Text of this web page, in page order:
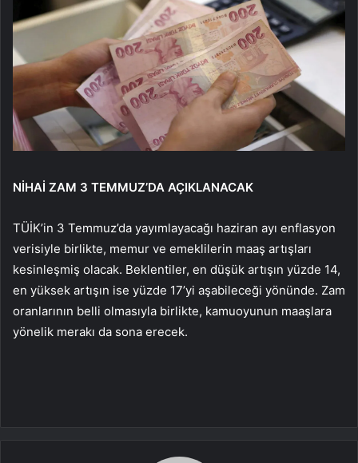
NİHAİ ZAM 3 TEMMUZ’DA AÇIKLANACAK
TÜİK’in 3 Temmuz’da yayımlayacağı haziran ayı enflasyon
verisiyle birlikte, memur ve emeklilerin maaş artışları
kesinleşmiş olacak. Beklentiler, en düşük artışın yüzde 14,
en yüksek artışın ise yüzde 17’yi aşabileceği yönünde. Zam
oranlarının belli olmasıyla birlikte, kamuoyunun maaşlara
yönelik merakı da sona erecek.